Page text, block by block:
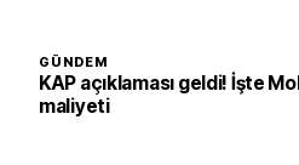
GÜNDEM
KAP açıklaması geldi! İşte
maliyeti